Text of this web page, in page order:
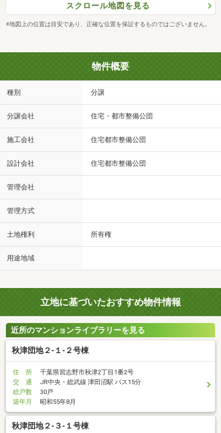
スクロール地図を見る
※地図上の位置は目安であり、正確な位置を保証するものではございません。
物件概要
種別 分譲
分譲会社 住宅・都市整備公団
施工会社 住宅都市整備公団
設計会社 住宅都市整備公団
管理会社
管理方式
土地権利 所有権
用途地域
立地に基づいたおすすめ物件情報
近所のマンションライブラリーを見る
秋津団地２-１-２号棟
住 所
千葉県習志野市秋津2丁目1番2号
交 通
JR中央・総武線 津田沼駅 バス15分
総戸数
30戸
築年月
昭和55年8月
秋津団地２-３-１号棟